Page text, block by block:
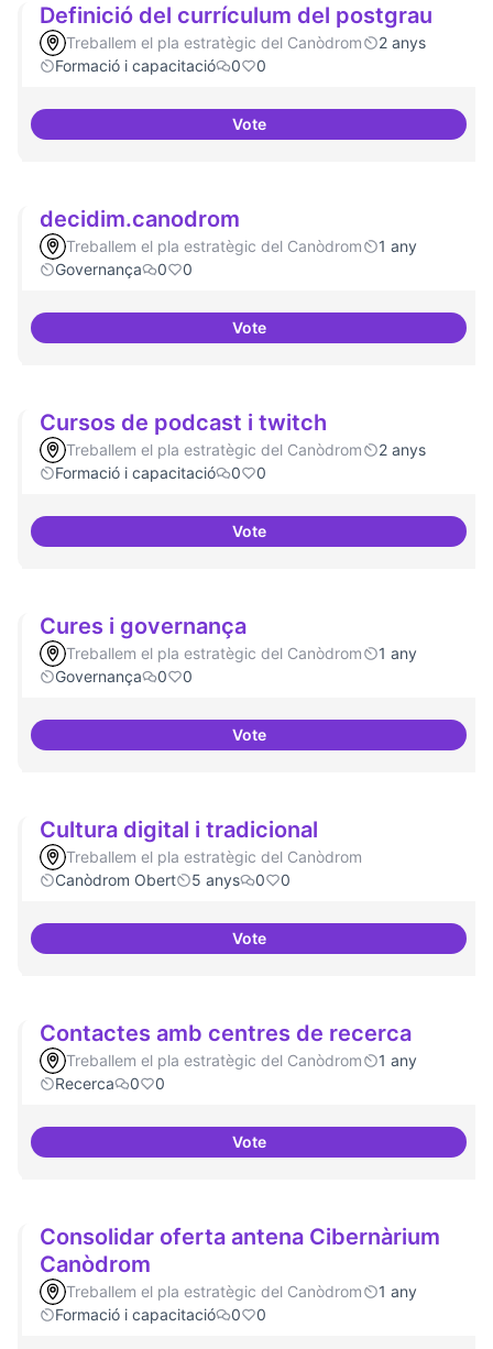
Definició del currículum del postgrau
Treballem el pla estratègic del Canòdrom
2 anys
Formació i capacitació
0 0
VoteDefinició del currículum del
decidim.canodrom
Treballem el pla estratègic del Canòdrom
1 any
Governança
0 0
Votedecidim.canodrom
Cursos de podcast i twitch
Treballem el pla estratègic del Canòdrom
2 anys
Formació i capacitació
0 0
VoteCursos de podcast i twitch
Cures i governança
Treballem el pla estratègic del Canòdrom
1 any
Governança
0 0
VoteCures i governança
Cultura digital i tradicional
Treballem el pla estratègic del Canòdrom
Canòdrom Obert
5 anys 0 0
VoteCultura digital i tradicional
Contactes amb centres de recerca
Treballem el pla estratègic del Canòdrom
1 any
Recerca
0 0
VoteContactes amb centres de
Consolidar oferta antena Cibernàrium
Canòdrom
Treballem el pla estratègic del Canòdrom
1 any
Formació i capacitació
0 0